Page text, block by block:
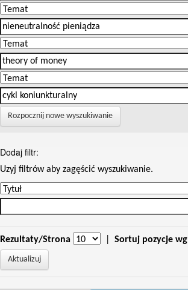
Rozpocznij nowe wyszukiwanie
Dodaj filtr:
Uzyj filtrów aby zagęścić wyszukiwanie.
Rezultaty/Strona Sortuj pozycje wg